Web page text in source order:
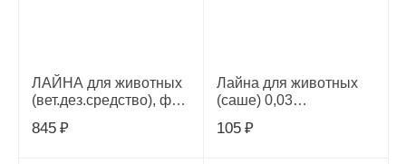
ЛАЙНА для животных
(вет.дез.средство), фл.,
845 ₽
Лайна для животных
(саше) 0,03
105 ₽